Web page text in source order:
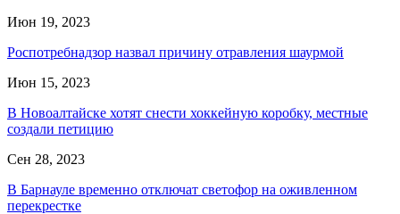
Июн 19, 2023
Роспотребнадзор назвал причину отравления шаурмой
Июн 15, 2023
В Новоалтайске хотят снести хоккейную коробку, местные
создали петицию
Сен 28, 2023
В Барнауле временно отключат светофор на оживленном
перекрестке